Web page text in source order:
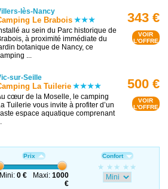
lès-Nancy
Le Brabois
au sein du Parc historique de
à proximité immédiate du
botanique de Nancy, ce
...
343 €
VOIR
L'OFFRE
sur-Seille
La Tuilerie
cœur de la Moselle, le camping
Tuilerie vous invite à profiter d’un
espace aquatique comprenant
500 €
VOIR
L'OFFRE
Prix
Mini: 0 € Maxi:1000
€
Confort